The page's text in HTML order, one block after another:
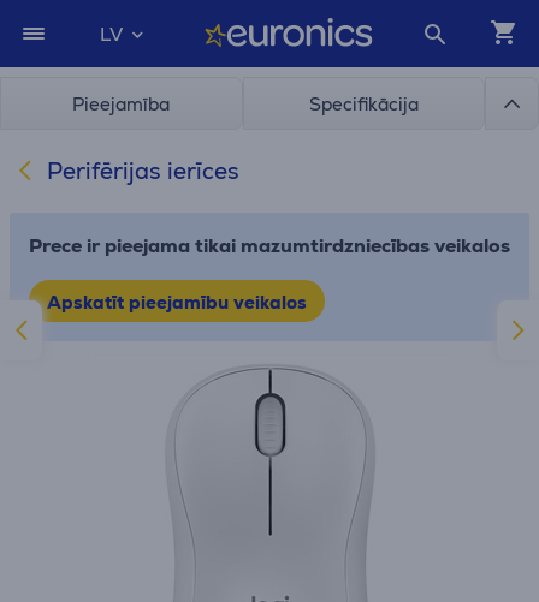
LV
Pieejamība Specifikācija
Perifērijas ierīces
Prece ir pieejama tikai mazumtirdzniecības veikalos
Apskatīt pieejamību veikalos